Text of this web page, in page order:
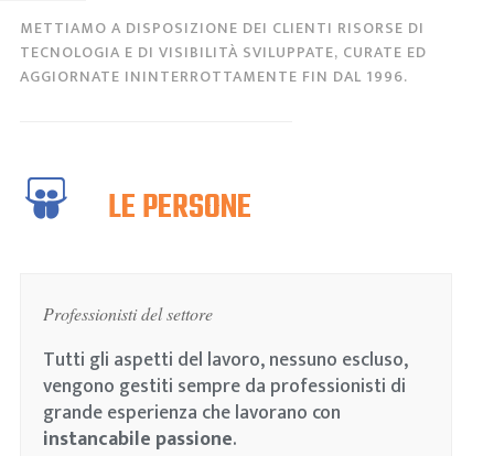
METTIAMO A DISPOSIZIONE DEI CLIENTI RISORSE DI
TECNOLOGIA E DI VISIBILITÀ SVILUPPATE, CURATE ED
AGGIORNATE ININTERROTTAMENTE FIN DAL 1996.
LE PERSONE
Professionisti del settore
Tutti gli aspetti del lavoro, nessuno escluso,
vengono gestiti sempre da professionisti di
grande esperienza che lavorano con
instancabile passione.